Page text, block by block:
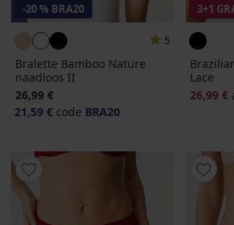
-20 % BRA20
5
Bralette Bamboo Nature
naadloos II
26,99 €
21,59 € code BRA20
3+1
Lace
26,99 €